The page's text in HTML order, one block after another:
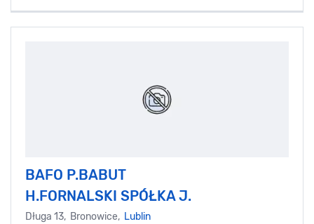
BAFO P.BABUT
H.FORNALSKI SPÓŁKA J.
Długa 13, Bronowice, Lublin